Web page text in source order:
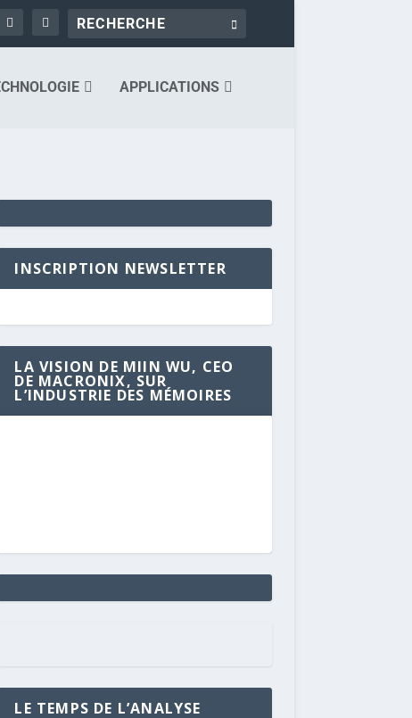
APPLICATIONS
INSCRIPTION NEWSLETTER
LA VISION DE MIIN WU, CEO
DE MACRONIX, SUR
L’INDUSTRIE DES MÉMOIRES
LE TEMPS DE L’ANALYSE